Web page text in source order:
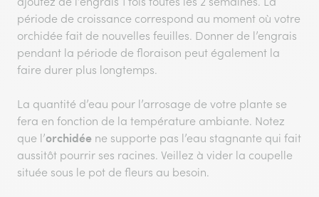
période de croissance correspond au moment où votre
orchidée fait de nouvelles feuilles. Donner de l’engrais
pendant la période de floraison peut également la
faire durer plus longtemps.
La quantité d’eau pour l’arrosage de votre plante se
fera en fonction de la température ambiante. Notez
que l’orchidée ne supporte pas l’eau stagnante qui fait
aussitôt pourrir ses racines. Veillez à vider la coupelle
située sous le pot de fleurs au besoin.